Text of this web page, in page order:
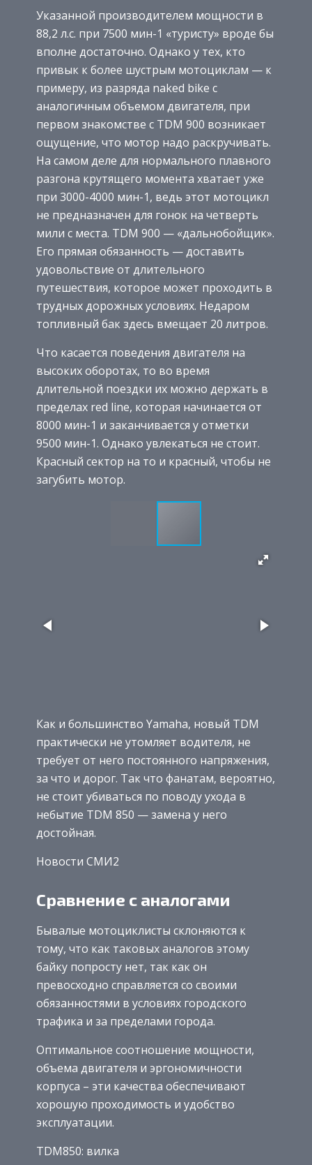
Указанной производителем мощности в
88,2 л.с. при 7500 мин-1 «туристу» вроде бы
вполне достаточно. Однако у тех, кто
привык к более шустрым мотоциклам — к
примеру, из разряда naked bike с
аналогичным объемом двигателя, при
первом знакомстве с TDM 900 возникает
ощущение, что мотор надо раскручивать.
На самом деле для нормального плавного
разгона крутящего момента хватает уже
при 3000-4000 мин-1, ведь этот мотоцикл
не предназначен для гонок на четверть
мили с места. TDM 900 — «дальнобойщик».
Его прямая обязанность — доставить
удовольствие от длительного
путешествия, которое может проходить в
трудных дорожных условиях. Недаром
топливный бак здесь вмещает 20 литров.
Что касается поведения двигателя на
высоких оборотах, то во время
длительной поездки их можно держать в
пределах red line, которая начинается от
8000 мин-1 и заканчивается у отметки
9500 мин-1. Однако увлекаться не стоит.
Красный сектор на то и красный, чтобы не
загубить мотор.
Как и большинство Yamaha, новый TDM
практически не утомляет водителя, не
требует от него постоянного напряжения,
за что и дорог. Так что фанатам, вероятно,
не стоит убиваться по поводу ухода в
небытие TDM 850 — замена у него
достойная.
Новости СМИ2
Сравнение с аналогами
Бывалые мотоциклисты склоняются к
тому, что как таковых аналогов этому
байку попросту нет, так как он
превосходно справляется со своими
обязанностями в условиях городского
трафика и за пределами города.
Оптимальное соотношение мощности,
объема двигателя и эргономичности
корпуса – эти качества обеспечивают
хорошую проходимость и удобство
эксплуатации.
TDM850: вилка